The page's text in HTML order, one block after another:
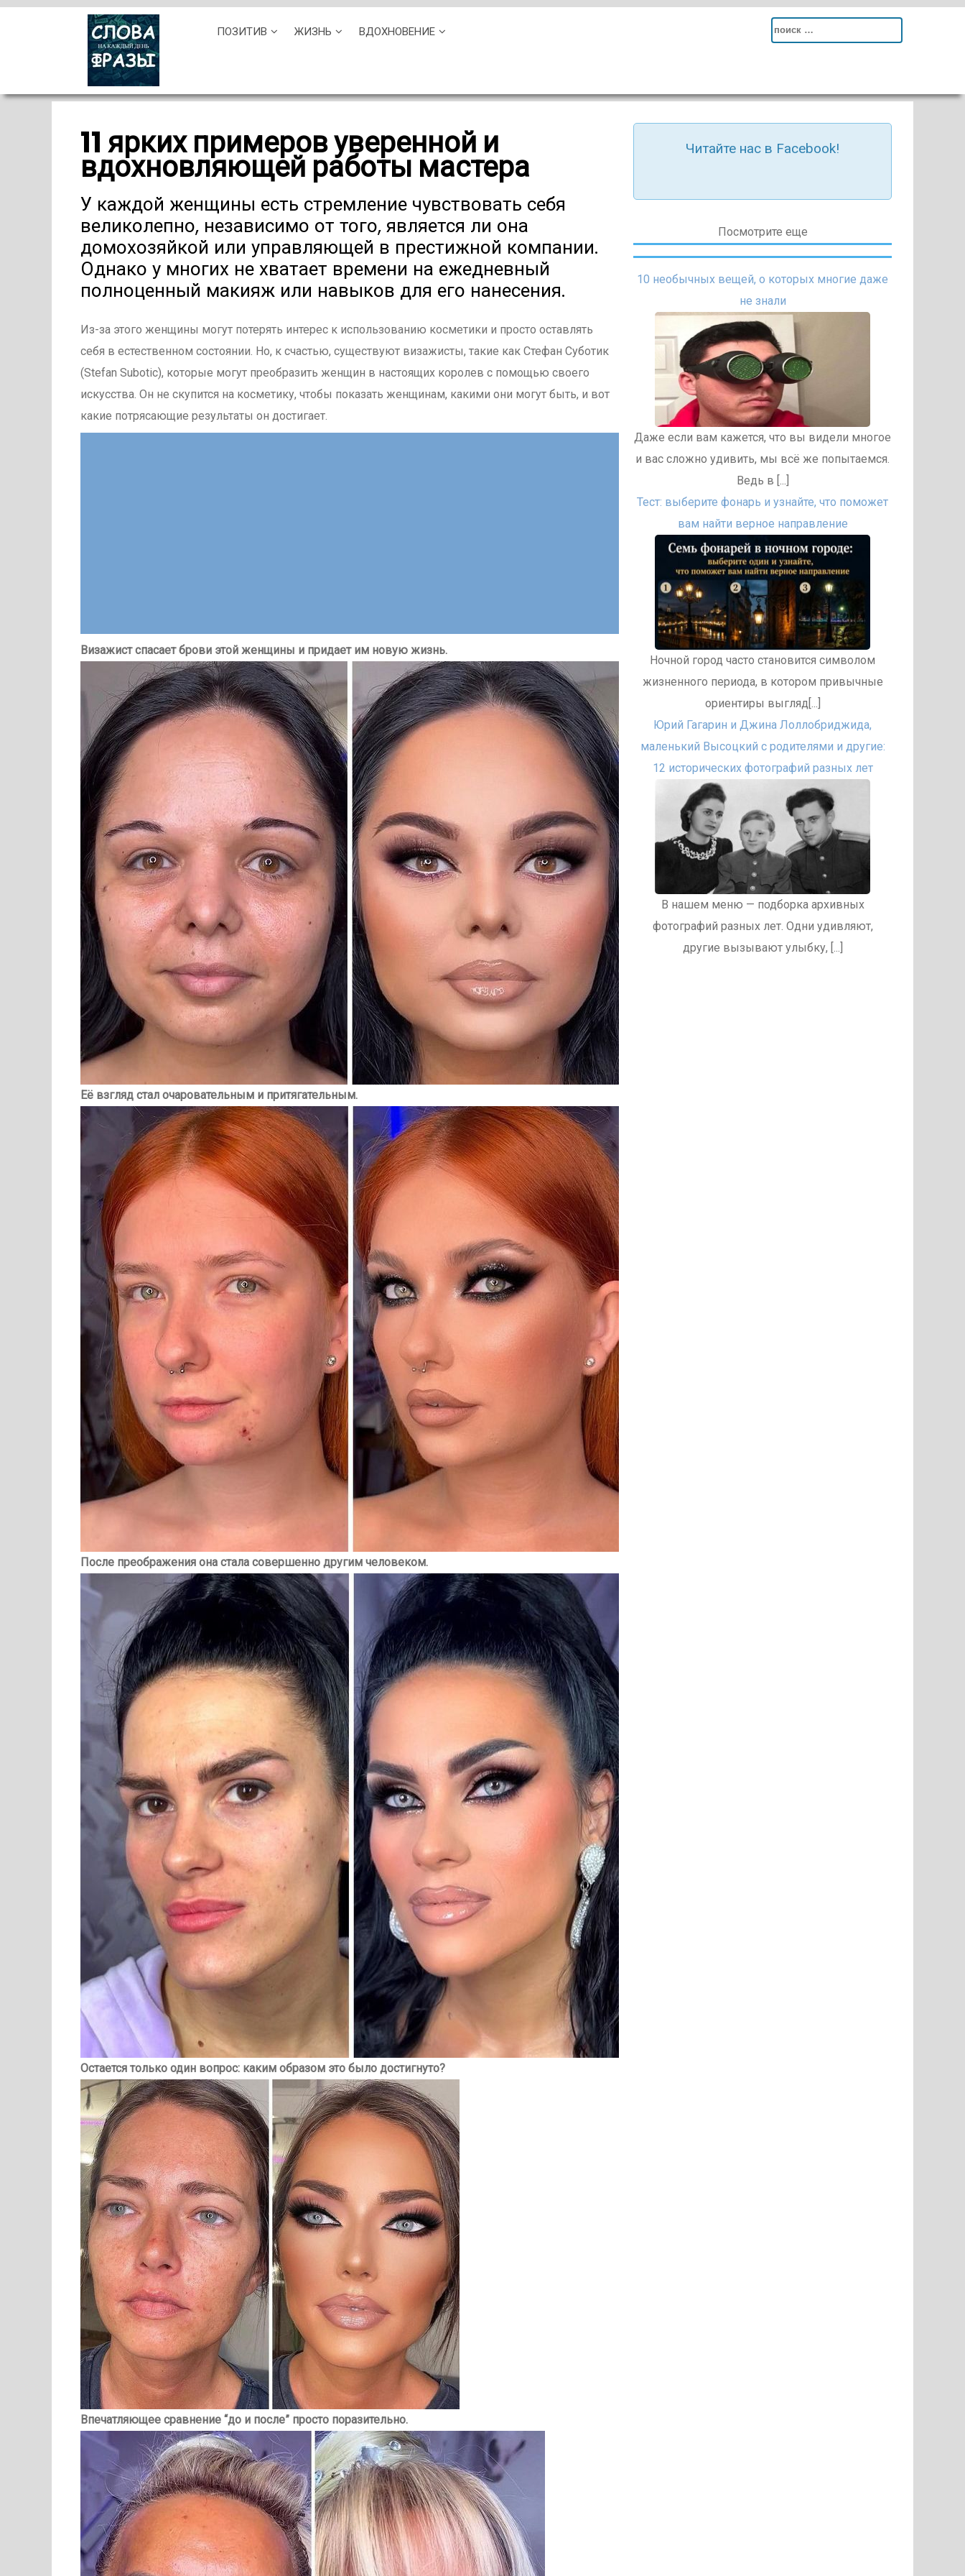
ПОЗИТИВ ЖИЗНЬ ВДОХНОВЕНИЕ
Search
11 ярких примеров уверенной и
вдохновляющей работы мастера
У каждой женщины есть стремление чувствовать себя
великолепно, независимо от того, является ли она
домохозяйкой или управляющей в престижной компании.
Однако у многих не хватает времени на ежедневный
полноценный макияж или навыков для его нанесения.
Из-за этого женщины могут потерять интерес к использованию косметики и просто оставлять
себя в естественном состоянии. Но, к счастью, существуют визажисты, такие как Стефан Суботик
(Stefan Subotic), которые могут преобразить женщин в настоящих королев с помощью своего
искусства. Он не скупится на косметику, чтобы показать женщинам, какими они могут быть, и вот
какие потрясающие результаты он достигает.
Визажист спасает брови этой женщины и придает им новую жизнь.
Её взгляд стал очаровательным и притягательным.
После преображения она стала совершенно другим человеком.
Остается только один вопрос: каким образом это было достигнуто?
Впечатляющее сравнение “до и после” просто поразительно.
Читайте нас в Facebook!
Посмотрите еще
10 необычных вещей, о которых многие даже
не знали
Даже если вам кажется, что вы видели многое
и вас сложно удивить, мы всё же попытаемся.
Ведь в [...]
Тест: выберите фонарь и узнайте, что поможет
вам найти верное направление
Ночной город часто становится символом
жизненного периода, в котором привычные
ориентиры выгляд[...]
Юрий Гагарин и Джина Лоллобриджида,
маленький Высоцкий с родителями и другие:
12 исторических фотографий разных лет
В нашем меню — подборка архивных
фотографий разных лет. Одни удивляют,
другие вызывают улыбку, [...]